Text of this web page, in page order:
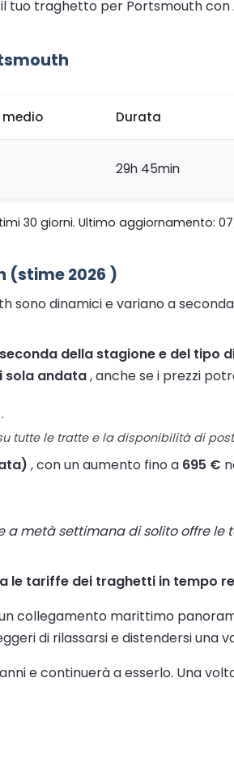
tuo traghetto per Portsmouth con
medio Durata
29h 45min
30 giorni. Ultimo aggiornamento:
(stime 2026 )
dinamici e variano a
della stagione e del tipo
sola andata, anche se i prezzi
.
tutte le tratte e la disponibilità di
, con un aumento fino a 695 €
metà settimana di solito offre le
le tariffe dei traghetti in tempo
collegamento marittimo
di rilassarsi e distendersi una
e continuerà a esserlo. Una